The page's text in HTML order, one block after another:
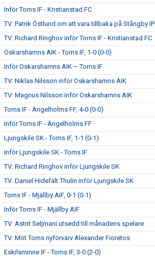
Inför Torns IF - Kristianstad FC
TV: Patrik Östlund om att vara tillbaka på Stångby IP
TV: Richard Ringhov inför Torns IF - Kristianstad FC
Oskarshamns AIK - Torns IF, 1-0 (0-0)
Inför Oskarshamns AIK – Torns IF
TV: Niklas Nilsson inför Oskarshamns AIK
TV: Magnus Nilsson inför Oskarshamns AIK
Torns IF - Ängelholms FF, 4-0 (0-0)
Inför Torns IF - Ängelholms FF
Ljungskile SK - Torns IF, 1-1 (0-1)
Inför Ljungskile SK - Torns IF
TV: Richard Ringhov inför Ljungskile SK
TV: Daniel Hidefält Thulin inför Ljungskile SK
Torns IF - Mjällby AIF, 0-1 (0-1)
Inför Torns IF - Mjällby AIF
TV: Astrit Seljmani utsedd till månadens spelare
TV: Möt Torns nyförvärv Alexander Fioretos
Eskilsminne IF - Torns IF, 3-0 (2-0)